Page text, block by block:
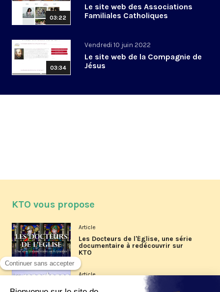
03:22
Le site web des Associations
Familiales Catholiques
03:34
Vendredi 10 juin 2022
Le site web de la Compagnie de
Jésus
KTO vous propose
Article
Les Docteurs de l'Église, une série
documentaire à redécouvrir sur
KTO
Article
Les reportages d'été 2026 de KTO